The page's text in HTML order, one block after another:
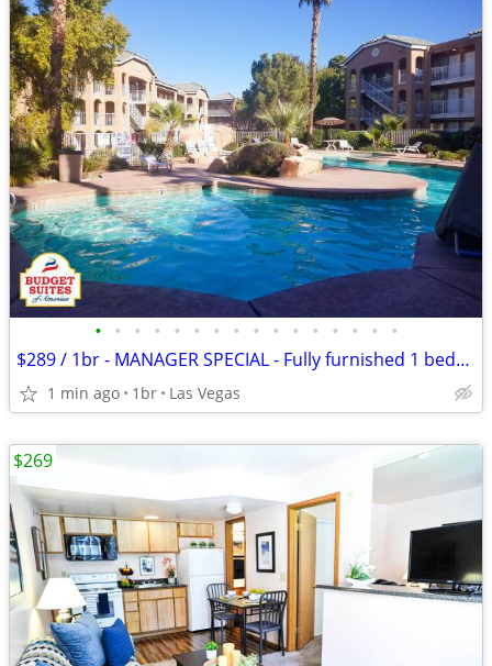
• • • • • • • • • • • • • • • •
$289 / 1br - MANAGER SPECIAL - Fully furnished 1 bedroom apt $269 week
1 min ago 1br Las Vegas
$269